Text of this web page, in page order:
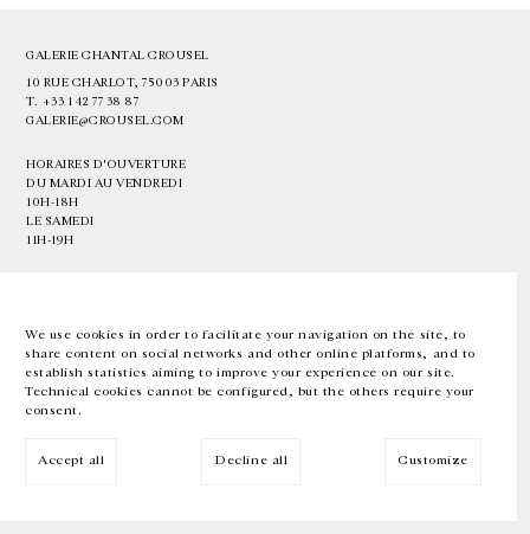
We use cookies in order to facilitate your navigation on the site, to
share content on social networks and other online platforms, and to
establish statistics aiming to improve your experience on our site.
Technical cookies cannot be configured, but the others require your
consent.
Accept all Decline all Customize
GALERIE CHANTAL CROUSEL
10 RUE CHARLOT, 75003 PARIS
T. +33 1 42 77 38 87
GALERIE@CROUSEL.COM
HORAIRES D'OUVERTURE
DU MARDI AU VENDREDI
10H-18H
LE SAMEDI
11H-19H
EN FR 中文 Facebook Instagram
Inscrivez-vous à notre newsletter